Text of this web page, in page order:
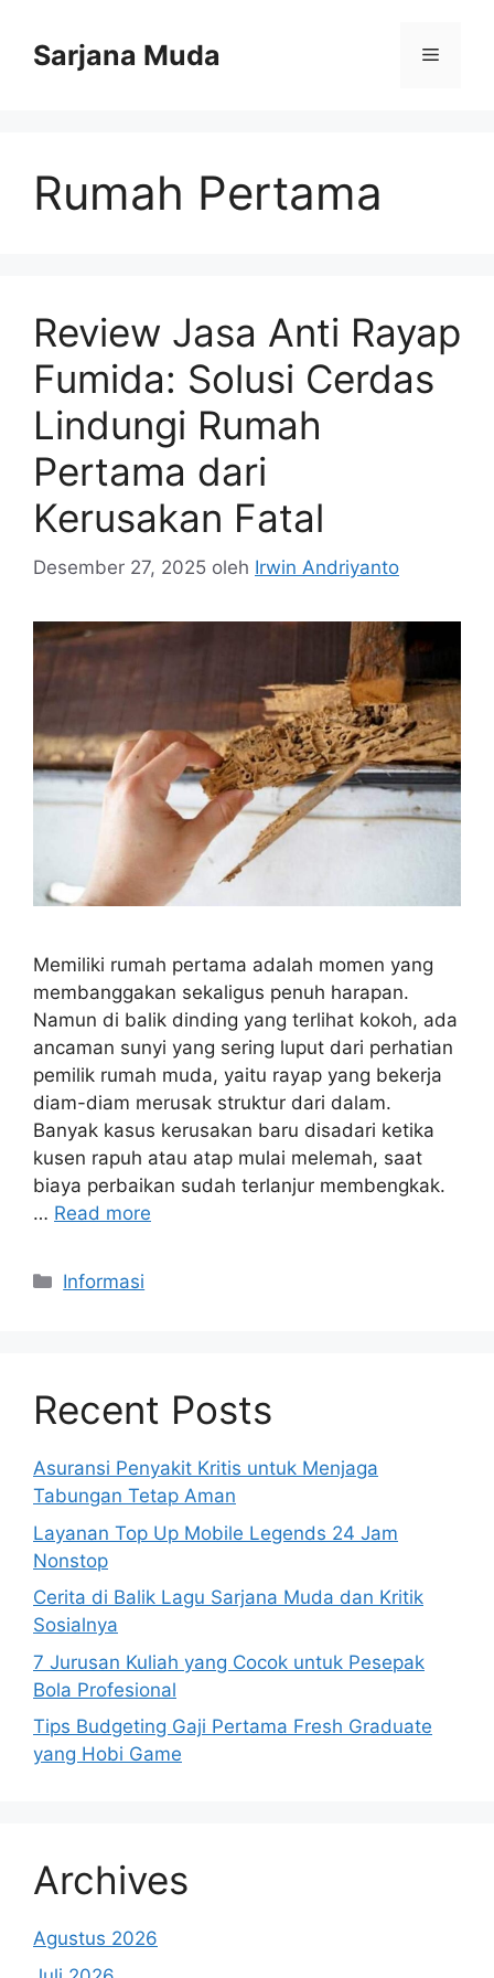
Sarjana Muda Menu
Rumah Pertama
Review Jasa Anti Rayap
Fumida: Solusi Cerdas
Lindungi Rumah
Pertama dari
Kerusakan Fatal
Desember 27, 2025 oleh Irwin Andriyanto
Memiliki rumah pertama adalah momen yang
membanggakan sekaligus penuh harapan.
Namun di balik dinding yang terlihat kokoh, ada
ancaman sunyi yang sering luput dari perhatian
pemilik rumah muda, yaitu rayap yang bekerja
diam-diam merusak struktur dari dalam.
Banyak kasus kerusakan baru disadari ketika
kusen rapuh atau atap mulai melemah, saat
biaya perbaikan sudah terlanjur membengkak.
… Read more
Kategori
Informasi
Recent Posts
Asuransi Penyakit Kritis untuk Menjaga
Tabungan Tetap Aman
Layanan Top Up Mobile Legends 24 Jam
Nonstop
Cerita di Balik Lagu Sarjana Muda dan Kritik
Sosialnya
7 Jurusan Kuliah yang Cocok untuk Pesepak
Bola Profesional
Tips Budgeting Gaji Pertama Fresh Graduate
yang Hobi Game
Archives
Agustus 2026